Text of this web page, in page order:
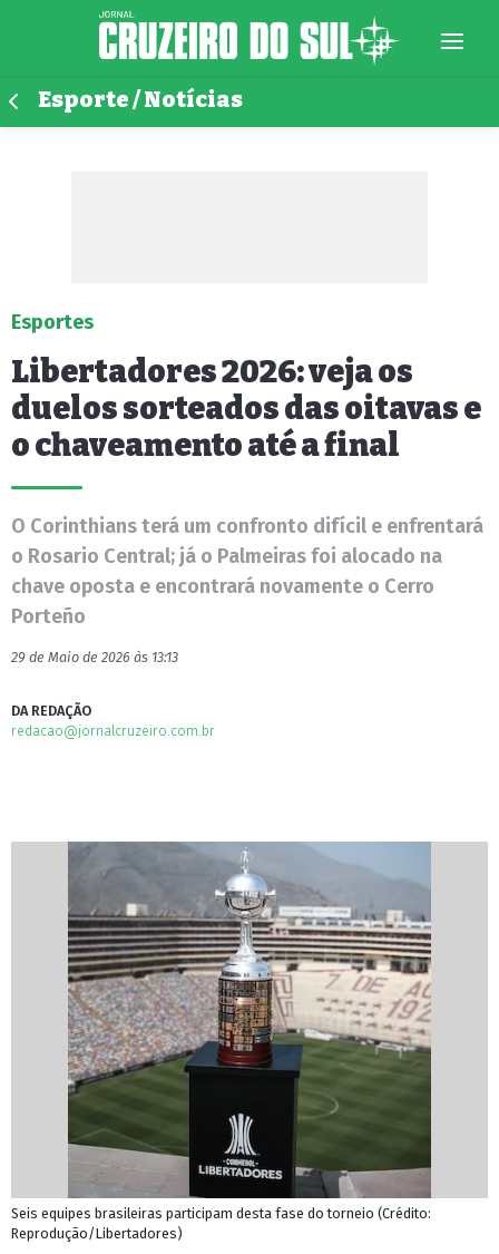
Esporte / Notícias
Esportes
Libertadores 2026: veja os
duelos sorteados das oitavas e
o chaveamento até a final
O Corinthians terá um confronto difícil e enfrentará
o Rosario Central; já o Palmeiras foi alocado na
chave oposta e encontrará novamente o Cerro
Porteño
29 de Maio de 2026 às 13:13
DA REDAÇÃO
redacao@jornalcruzeiro.com.br
Seis equipes brasileiras participam desta fase do torneio (Crédito:
Reprodução/Libertadores)